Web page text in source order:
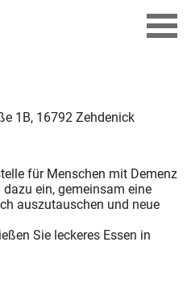
1B, 16792 Zehdenick
für Menschen mit Demenz
ein, gemeinsam eine
auszutauschen und neue
Sie leckeres Essen in